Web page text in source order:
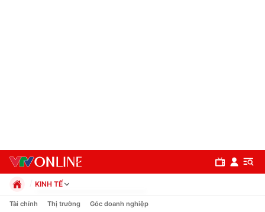
KINH TẾ
Chính trị
Tài chính Thị trường Góc doanh nghiệp